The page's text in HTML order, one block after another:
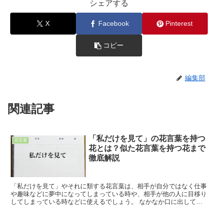
シェアする
X Facebook Pinterest
コピー
編集部
関連記事
花言葉
「私だけを見て」の花言葉を持つ
花とは？似た花言葉を持つ花まで
徹底解説
「私だけを見て」やそれに類する花言葉は、相手が自分ではなく仕事
や趣味などに夢中になってしまっている時や、相手が他の人に目移り
してしまっている時などに使えるでしょう。 なかなか口に出して言